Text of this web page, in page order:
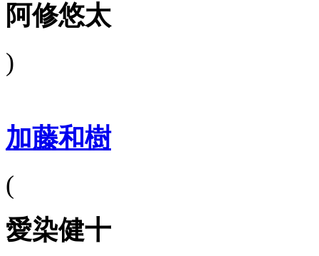
阿修悠太
)
加藤和樹
(
愛染健十